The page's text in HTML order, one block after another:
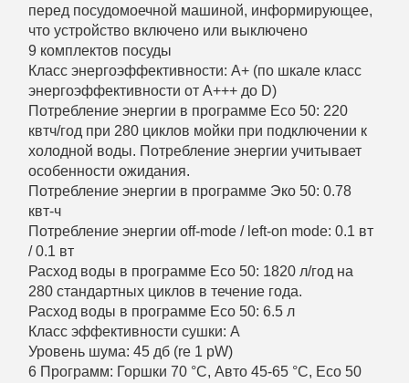
перед посудомоечной машиной, информирующее,
что устройство включено или выключено
9 комплектов посуды
Класс энергоэффективности: А+ (по шкале класс
энергоэффективности от A+++ до D)
Потребление энергии в программе Eco 50: 220
квтч/год при 280 циклов мойки при подключении к
холодной воды. Потребление энергии учитывает
особенности ожидания.
Потребление энергии в программе Эко 50: 0.78
квт-ч
Потребление энергии off-mode / left-on mode: 0.1 вт
/ 0.1 вт
Расход воды в программе Eco 50: 1820 л/год на
280 стандартных циклов в течение года.
Расход воды в программе Eco 50: 6.5 л
Класс эффективности сушки: A
Уровень шума: 45 дб (re 1 pW)
6 Программ: Горшки 70 °C, Авто 45-65 °C, Eco 50